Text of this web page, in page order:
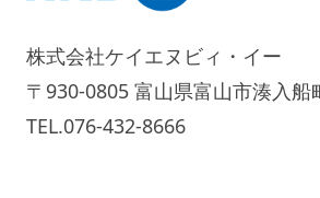
株式会社ケイエヌビィ・イー
〒930-0805 富山県富山市湊入船
TEL.076-432-8666